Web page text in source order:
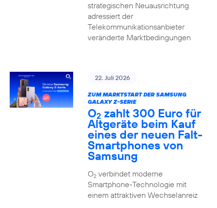
strategischen Neuausrichtung
adressiert der
Telekommunikationsanbieter
veränderte Marktbedingungen
22. Juli 2026
ZUM MARKTSTART DER SAMSUNG
GALAXY Z-SERIE
O2 zahlt 300 Euro für
Altgeräte beim Kauf
eines der neuen Falt-
Smartphones von
Samsung
O2verbindet moderne
Smartphone-Technologie mit
einem attraktiven Wechselanreiz